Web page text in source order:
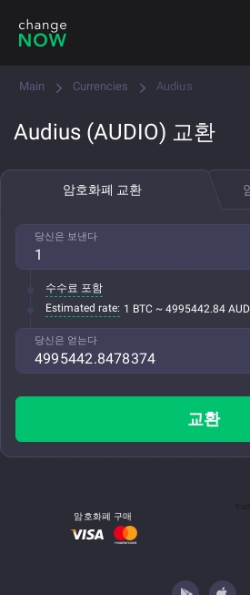
Main Currencies Audius
Audius (AUDIO) 교환
암호화폐 교환
당신은 보낸다
수수료 포함
Estimated rate: 1 BTC ~ 4995442.84
당신은 얻는다
교환
암호화폐 구매